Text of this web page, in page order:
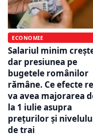
ECONOMIE
Salariul minim
dar presiunea pe
bugetele românilor
rămâne. Ce efecte
va avea majorarea
la 1 iulie asupra
prețurilor și
de trai